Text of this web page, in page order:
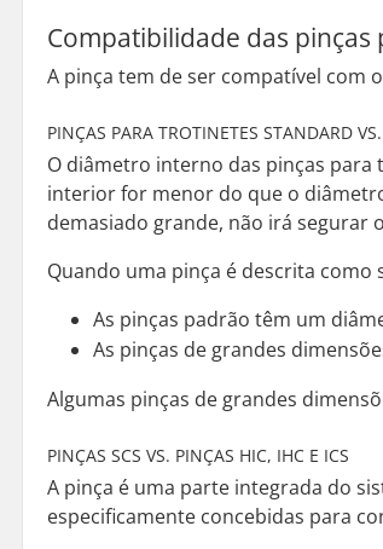
Compatibilidade das
A pinça tem de ser compatível com
PINÇAS PARA TROTINETES STANDARD
O diâmetro interno das pinças para
interior for menor do que o
demasiado grande, não irá segurar
Quando uma pinça é descrita
As pinças padrão têm um
As pinças de grandes
Algumas pinças de grandes
PINÇAS SCS VS. PINÇAS HIC, IHC E ICS
A pinça é uma parte integrada do
especificamente concebidas para